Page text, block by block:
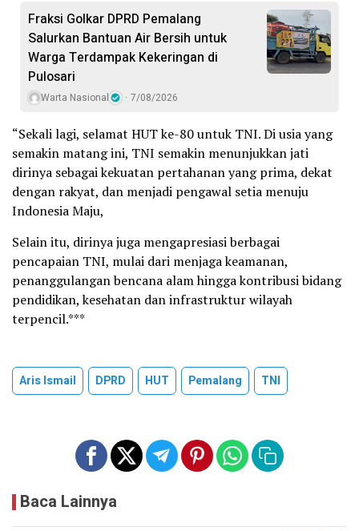
Fraksi Golkar DPRD Pemalang
Salurkan Bantuan Air Bersih untuk
Warga Terdampak Kekeringan di
Pulosari
Warta Nasional 7/08/2026
“Sekali lagi, selamat HUT ke-80 untuk TNI. Di usia yang
semakin matang ini, TNI semakin menunjukkan jati
dirinya sebagai kekuatan pertahanan yang prima, dekat
dengan rakyat, dan menjadi pengawal setia menuju
Indonesia Maju,
Selain itu, dirinya juga mengapresiasi berbagai
pencapaian TNI, mulai dari menjaga keamanan,
penanggulangan bencana alam hingga kontribusi bidang
pendidikan, kesehatan dan infrastruktur wilayah
terpencil.***
Aris Ismail DPRD HUT Pemalang TNI
Baca Lainnya